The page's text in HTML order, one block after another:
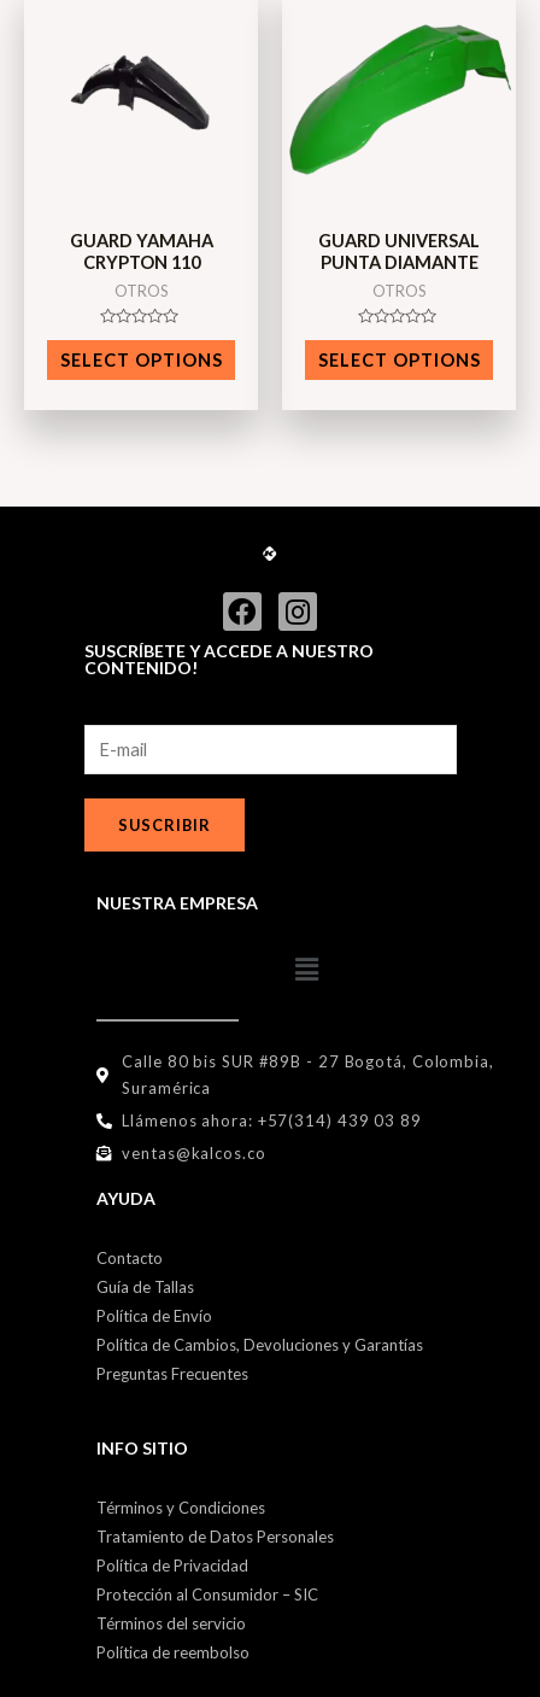
GUARD YAMAHA
CRYPTON 110
OTROS
Rated
0
out
of
SELECT OPTIONS
GUARD UNIVERSAL
PUNTA DIAMANTE
OTROS
Rated
0
out
of
SELECT OPTIONS
SUSCRÍBETE Y ACCEDE A NUESTRO
CONTENIDO!
SUSCRIBIR
NUESTRA EMPRESA
Calle 80 bis SUR #89B - 27 Bogotá, Colombia,
Suramérica
Llámenos ahora: +57(314) 439 03 89
ventas@kalcos.co
AYUDA
Contacto
Guía de Tallas
Política de Envío
Política de Cambios, Devoluciones y Garantías
Preguntas Frecuentes
INFO SITIO
Términos y Condiciones
Tratamiento de Datos Personales
Política de Privacidad
Protección al Consumidor – SIC
Términos del servicio
Política de reembolso